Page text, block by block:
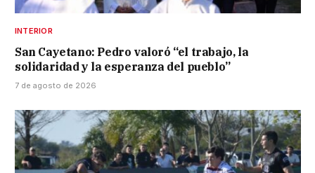
INTERIOR
San Cayetano: Pedro valoró “el trabajo, la
solidaridad y la esperanza del pueblo”
7 de agosto de 2026